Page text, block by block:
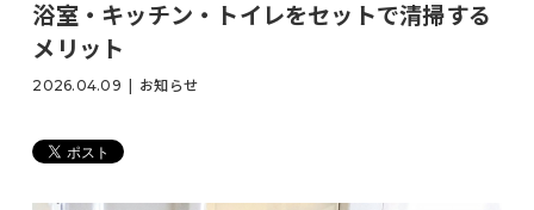
浴室・キッチン・トイレをセットで清掃する
メリット
2026.04.09 お知らせ